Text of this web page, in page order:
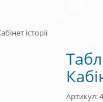
історії
Артикул: